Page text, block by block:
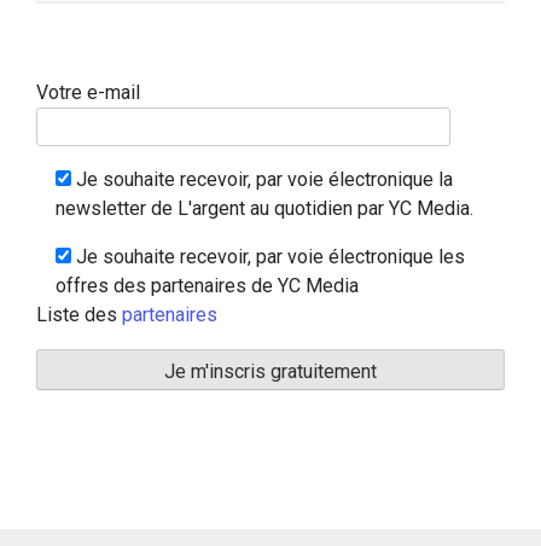
Votre e-mail
Je souhaite recevoir, par voie électronique la
newsletter de L'argent au quotidien par YC Media.
Je souhaite recevoir, par voie électronique les
offres des partenaires de YC Media
Liste des partenaires